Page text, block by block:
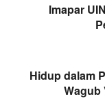
Imapar
Hidup dalam
Wagub